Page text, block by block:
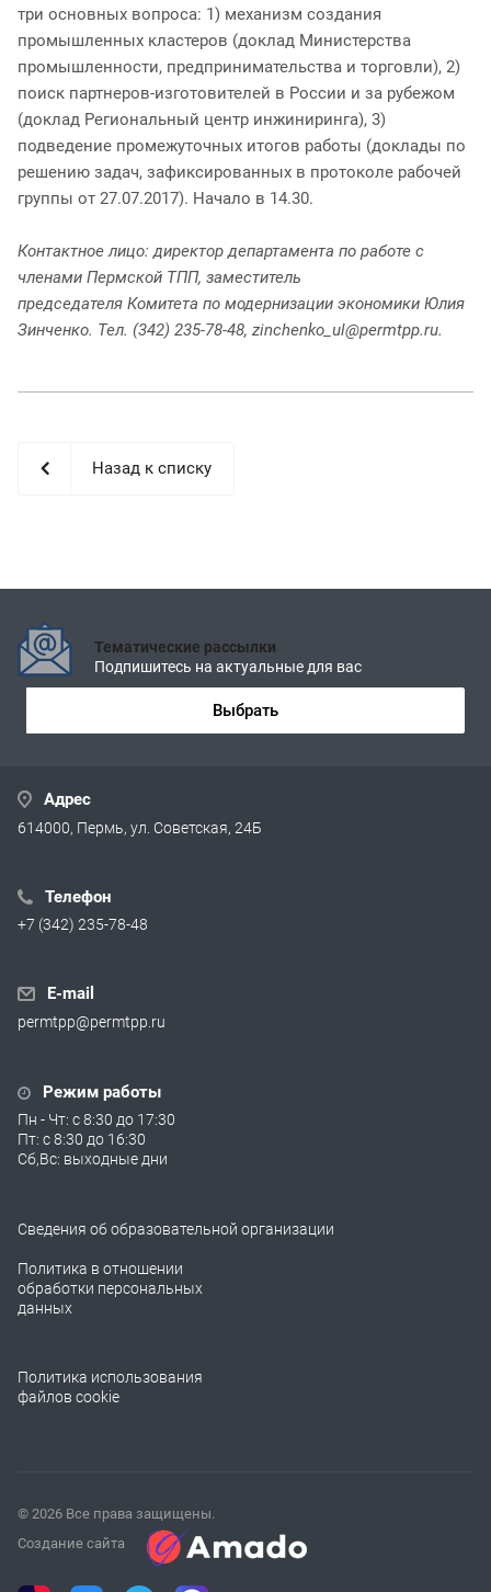
три основных вопроса: 1) механизм создания
промышленных кластеров (доклад Министерства
промышленности, предпринимательства и торговли), 2)
поиск партнеров-изготовителей в России и за рубежом
(доклад Региональный центр инжиниринга), 3)
подведение промежуточных итогов работы (доклады по
решению задач, зафиксированных в протоколе рабочей
группы от 27.07.2017). Начало в 14.30.
Контактное лицо: директор департамента по работе с
членами Пермской ТПП, заместитель
председателя Комитета по модернизации экономики Юлия
Зинченко. Тел. (342) 235-78-48, zinchenko_ul@permtpp.ru.
Назад к списку
Тематические рассылки
Подпишитесь на актуальные для вас
Выбрать
Адрес
614000, Пермь, ул. Советская, 24Б
Телефон
+7 (342) 235-78-48
E-mail
permtpp@permtpp.ru
Режим работы
Пн - Чт: с 8:30 до 17:30
Пт: с 8:30 до 16:30
Сб,Вс: выходные дни
Сведения об образовательной организации
Политика в отношении
обработки персональных
данных
Политика использования
файлов cookie
© 2026 Все права защищены.
Создание сайта